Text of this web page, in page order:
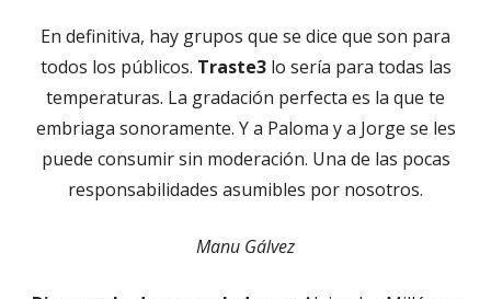
En definitiva, hay grupos que se dice que son para
todos los públicos. Traste3lo sería para todas las
temperaturas. La gradación perfecta es la que te
embriaga sonoramente. Y a Paloma y a Jorge se les
puede consumir sin moderación. Una de las pocas
responsabilidades asumibles por nosotros.
Manu Gálvez